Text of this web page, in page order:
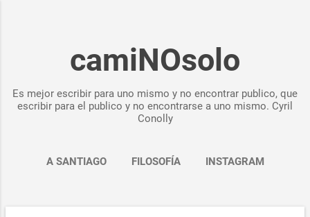
camiNOsolo
Es mejor escribir para uno mismo y no encontrar publico, que
escribir para el publico y no encontrarse a uno mismo. Cyril
Conolly
A SANTIAGO FILOSOFÍA INSTAGRAM